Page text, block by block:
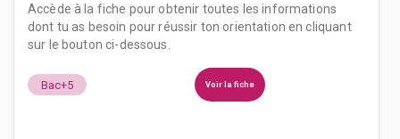
Accède à la fiche pour obtenir toutes les informations
dont tu as besoin pour réussir ton orientation en cliquant
sur le bouton ci-dessous.
Bac+5 Voir la fiche